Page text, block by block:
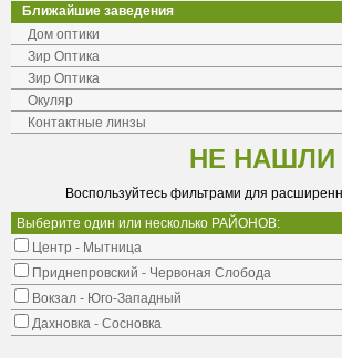
Ближайшие заведения
Дом оптики
Зир Оптика
Зир Оптика
Окуляр
Контактные линзы
НЕ НАШЛИ
Воспользуйтесь фильтрами для
Выберите один или несколько РАЙОНОВ:
Центр - Мытница
Приднепровский - Червоная Слобода
Вокзал - Юго-Западный
Дахновка - Сосновка